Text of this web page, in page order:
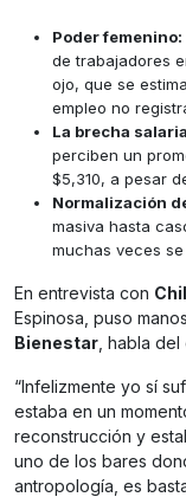
Poder femenino:
de trabajadores
ojo, que se
empleo no
La brecha
perciben un
$5,310, a pesar
Normalización
masiva hasta
muchas veces
En entrevista con
Espinosa, puso
Bienestar , habla
“Infelizmente yo sí
estaba en un
reconstrucción y
uno de los bares
antropología, es